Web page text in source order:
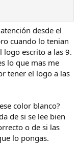
desde el
cuando lo tenian
logo escrito a las 9.
lo que mas me
tener el logo a las
color blanco?
de si se lee bien
o de si las
lo pongas.